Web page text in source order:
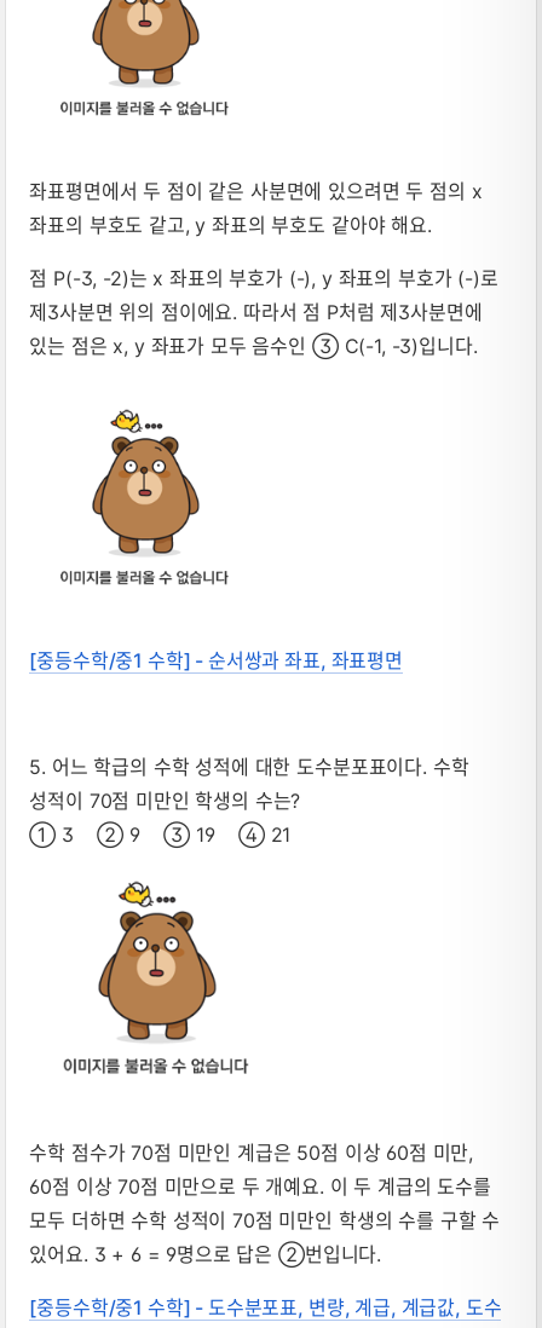
좌표평면에서 두 점이 같은 사분면에 있으려면 두 점의 x
좌표의 부호도 같고, y 좌표의 부호도 같아야 해요.
점 P(-3, -2)는 x 좌표의 부호가 (-), y 좌표의 부호가 (-)로
제3사분면 위의 점이에요. 따라서 점 P처럼 제3사분면에
있는 점은 x, y 좌표가 모두 음수인 ③ C(-1, -3)입니다.
[중등수학/중1 수학] - 순서쌍과 좌표, 좌표평면
5. 어느 학급의 수학 성적에 대한 도수분포표이다. 수학
성적이 70점 미만인 학생의 수는?
① 3 ② 9 ③ 19 ④ 21
수학 점수가 70점 미만인 계급은 50점 이상 60점 미만,
60점 이상 70점 미만으로 두 개예요. 이 두 계급의 도수를
모두 더하면 수학 성적이 70점 미만인 학생의 수를 구할 수
있어요. 3 + 6 = 9명으로 답은 ②번입니다.
[중등수학/중1 수학] - 도수분포표, 변량, 계급, 계급값, 도수